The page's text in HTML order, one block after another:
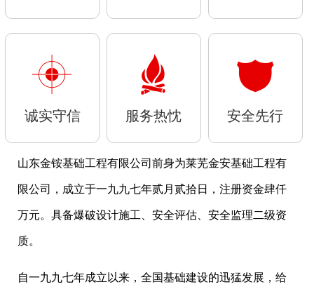
诚实守信 服务热忱 安全先行
山东金铵基础工程有限公司前身为莱芜金安基础工程有
限公司，成立于一九九七年贰月贰拾日，注册资金肆仟
万元。具备爆破设计施工、安全评估、安全监理二级资
质。
自一九九七年成立以来，全国基础建设的迅猛发展，给